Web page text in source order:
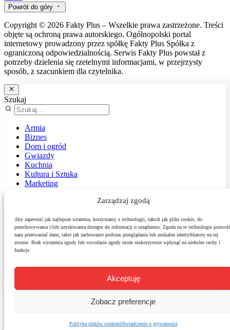
Zarządzaj zgodą
Aby zapewnić jak najlepsze wrażenia, korzystamy z technologii, takich jak pliki cookie, do
przechowywania i/lub uzyskiwania dostępu do informacji o urządzeniu. Zgoda na te technologie pozwoli
nam przetwarzać dane, takie jak zachowanie podczas przeglądania lub unikalne identyfikatory na tej
stronie. Brak wyrażenia zgody lub wycofanie zgody może niekorzystnie wpłynąć na niektóre cechy i
funkcje.
Akceptuję
Zobacz preferencje
Polityka plików cookiesOświadczenie o prywatności
Powrót do góry
Copyright © 2026 Fakty Plus – Wszelkie prawa zastrzeżone. Treści
objęte są ochroną prawa autorskiego. Ogólnopolski portal
internetowy prowadzony przez spółkę Fakty Plus Spółka z
ograniczoną odpowiedzialnością. Serwis Fakty Plus powstał z
potrzeby dzielenia się rzetelnymi informacjami, w przejrzysty
sposób, z szacunkiem dla czytelnika.
Szukaj
Armia
Biznes
Dom i ogród
Gwiazdy
Kuchnia
Kultura i Sztuka
Marketing
Podróże
Polityka
Sport
Środowisko
Technologie